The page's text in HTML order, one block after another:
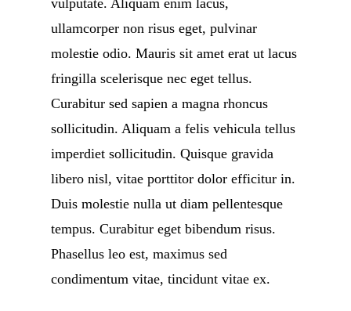
vulputate. Aliquam enim lacus,
ullamcorper non risus eget, pulvinar
molestie odio. Mauris sit amet erat ut lacus
fringilla scelerisque nec eget tellus.
Curabitur sed sapien a magna rhoncus
sollicitudin. Aliquam a felis vehicula tellus
imperdiet sollicitudin. Quisque gravida
libero nisl, vitae porttitor dolor efficitur in.
Duis molestie nulla ut diam pellentesque
tempus. Curabitur eget bibendum risus.
Phasellus leo est, maximus sed
condimentum vitae, tincidunt vitae ex.